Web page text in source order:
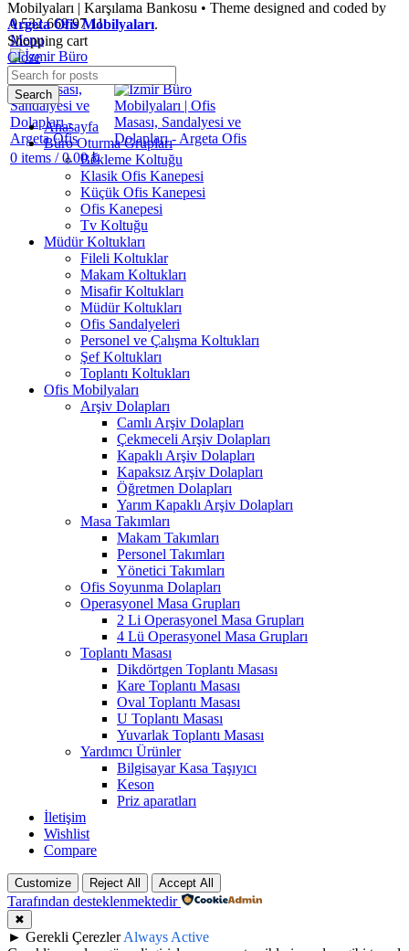
0 532 669 97 11
Menu
0 items / 0.00₺
Mobilyaları | Karşılama Bankosu • Theme designed and coded by
Argeta Ofis Mobilyaları.
Shopping cart
Close
Search
Anasayfa
Büro Oturma Grupları
Bekleme Koltuğu
Klasik Ofis Kanepesi
Küçük Ofis Kanepesi
Ofis Kanepesi
Tv Koltuğu
Müdür Koltukları
Fileli Koltuklar
Makam Koltukları
Misafir Koltukları
Müdür Koltukları
Ofis Sandalyeleri
Personel ve Çalışma Koltukları
Şef Koltukları
Toplantı Koltukları
Ofis Mobilyaları
Arşiv Dolapları
Camlı Arşiv Dolapları
Çekmeceli Arşiv Dolapları
Kapaklı Arşiv Dolapları
Kapaksız Arşiv Dolapları
Öğretmen Dolapları
Yarım Kapaklı Arşiv Dolapları
Masa Takımları
Makam Takımları
Personel Takımları
Yönetici Takımları
Ofis Soyunma Dolapları
Operasyonel Masa Grupları
2 Li Operasyonel Masa Grupları
4 Lü Operasyonel Masa Grupları
Toplantı Masası
Dikdörtgen Toplantı Masası
Kare Toplantı Masası
Oval Toplantı Masası
U Toplantı Masası
Yuvarlak Toplantı Masası
Yardımcı Ürünler
Bilgisayar Kasa Taşıyıcı
Keson
Priz aparatları
İletişim
Wishlist
Compare
Customize Reject All Accept All
Tarafından desteklenmektedir
✖
► Gerekli Çerezler Always Active